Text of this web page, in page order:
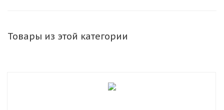
Товары из этой категории